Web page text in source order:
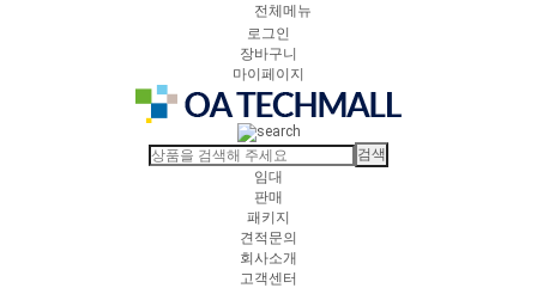
전체메뉴
로그인
장바구니
마이페이지
임대
판매
패키지
견적문의
회사소개
고객센터